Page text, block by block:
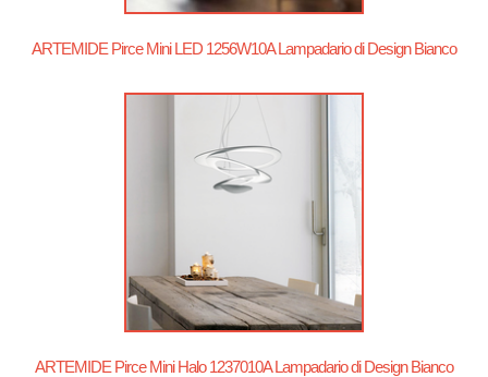
ARTEMIDE Pirce Mini LED 1256W10A Lampadario di Design Bianco
ARTEMIDE Pirce Mini Halo 1237010A Lampadario di Design Bianco